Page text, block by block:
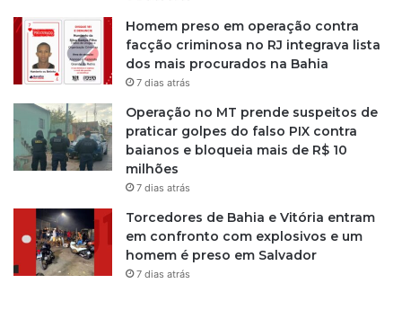
Homem preso em operação contra
facção criminosa no RJ integrava lista
dos mais procurados na Bahia
7 dias atrás
Operação no MT prende suspeitos de
praticar golpes do falso PIX contra
baianos e bloqueia mais de R$ 10
milhões
7 dias atrás
Torcedores de Bahia e Vitória entram
em confronto com explosivos e um
homem é preso em Salvador
7 dias atrás